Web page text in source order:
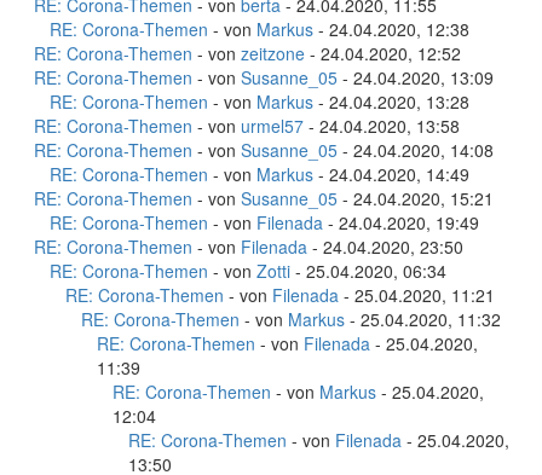
RE: Corona-Themen - von berta - 24.04.2020, 11:55
RE: Corona-Themen - von Markus - 24.04.2020, 12:38
RE: Corona-Themen - von zeitzone - 24.04.2020, 12:52
RE: Corona-Themen - von Susanne_05 - 24.04.2020, 13:09
RE: Corona-Themen - von Markus - 24.04.2020, 13:28
RE: Corona-Themen - von urmel57 - 24.04.2020, 13:58
RE: Corona-Themen - von Susanne_05 - 24.04.2020, 14:08
RE: Corona-Themen - von Markus - 24.04.2020, 14:49
RE: Corona-Themen - von Susanne_05 - 24.04.2020, 15:21
RE: Corona-Themen - von Filenada - 24.04.2020, 19:49
RE: Corona-Themen - von Filenada - 24.04.2020, 23:50
RE: Corona-Themen - von Zotti - 25.04.2020, 06:34
RE: Corona-Themen - von Filenada - 25.04.2020, 11:21
RE: Corona-Themen - von Markus - 25.04.2020, 11:32
RE: Corona-Themen - von Filenada - 25.04.2020,
11:39
RE: Corona-Themen - von Markus - 25.04.2020,
12:04
RE: Corona-Themen - von Filenada - 25.04.2020,
13:50